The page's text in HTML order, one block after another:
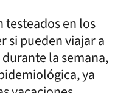
testeados en los
si pueden viajar a
la semana,
ya